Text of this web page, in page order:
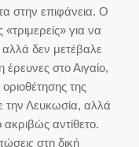
στην επιφάνεια. Ο
για να
δεν μετέβαλε
στο Αιγαίο,
της
την Λευκωσία, αλλά
ακριβώς αντίθετο.
στη δική